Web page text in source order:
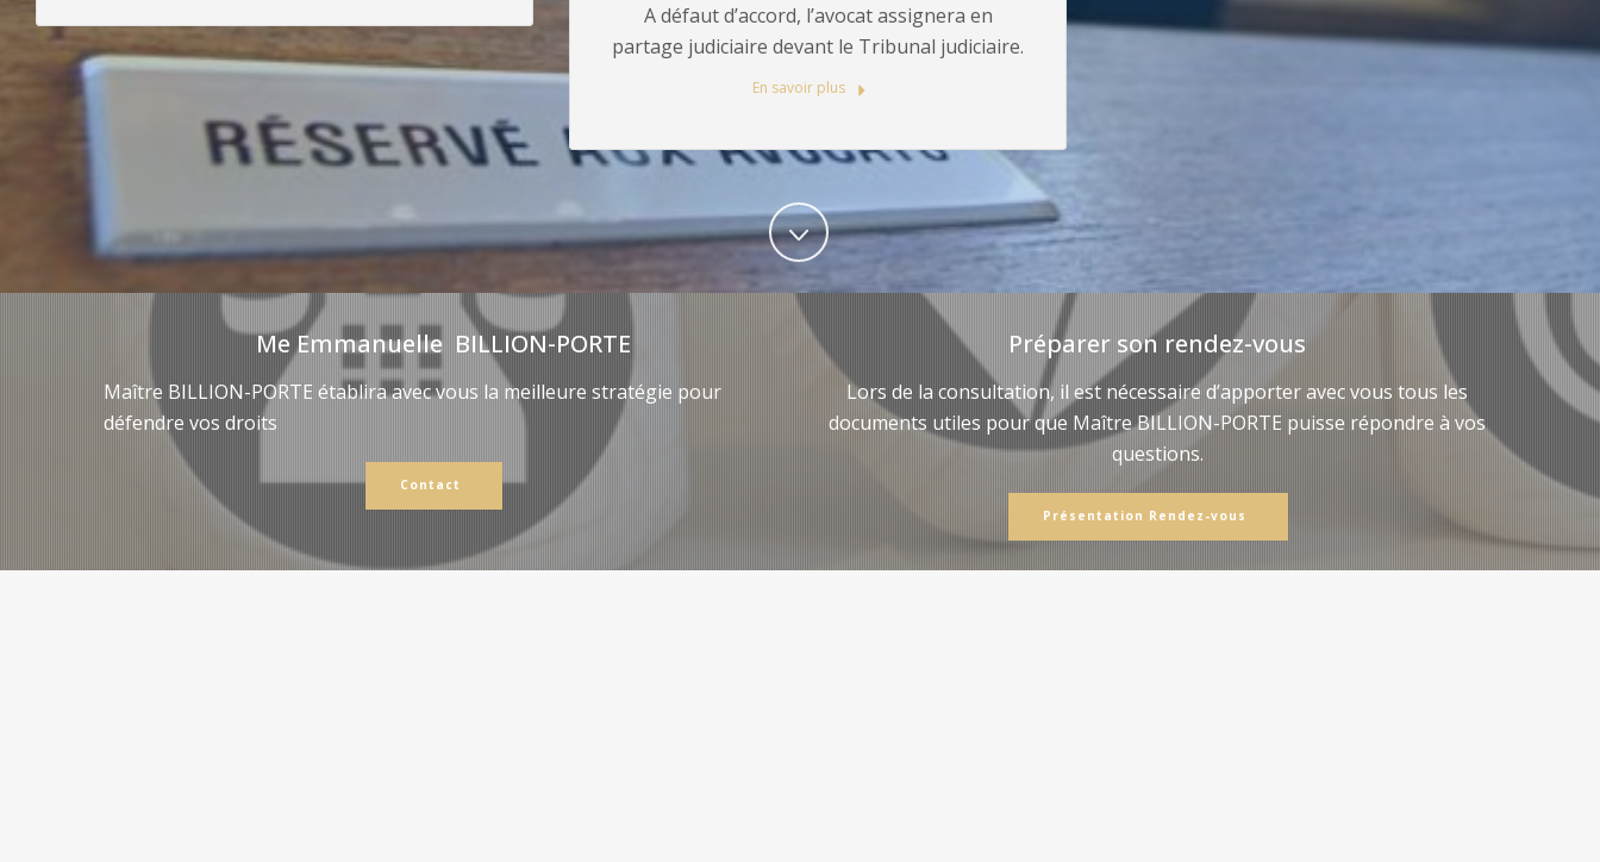
A défaut d’accord, l’avocat assignera en
partage judiciaire devant le Tribunal judiciaire.
En savoir plus
Me Emmanuelle BILLION-PORTE
Maître BILLION-PORTE établira avec vous la meilleure stratégie pour
défendre vos droits
Contact
Préparer son rendez-vous
Lors de la consultation, il est nécessaire d’apporter avec vous tous les
documents utiles pour que Maître BILLION-PORTE puisse répondre à vos
questions.
Présentation Rendez-vous